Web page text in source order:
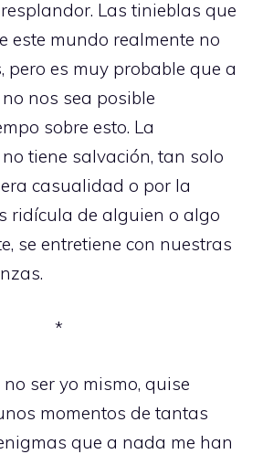
Las tinieblas que
este mundo realmente no
pero es muy probable que a
nos sea posible
sobre esto. La
tiene salvación, tan solo
casualidad o por la
ridícula de alguien o algo
se entretiene con nuestras
*
ser yo mismo, quise
momentos de tantas
que a nada me han